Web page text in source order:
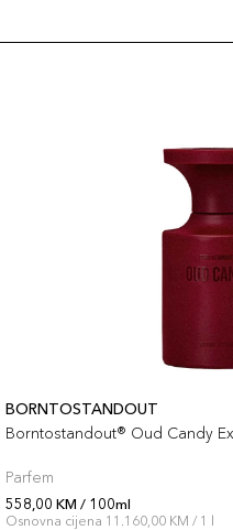
BORNTOSTANDOUT
Borntostandout® Oud Candy
Parfem
558,00 KM / 100ml
Osnovna cijena 11.160,00 KM / 1 l